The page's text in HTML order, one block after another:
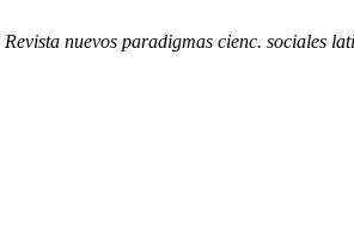
Revista nuevos paradigmas cienc. sociales